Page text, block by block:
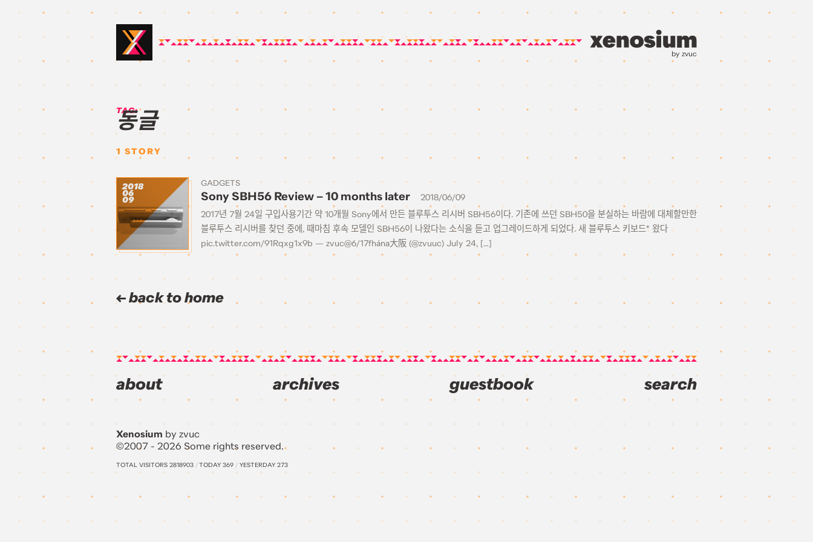
by zvuc
TAG:
동글
1 STORY
2018
06
09
GADGETS
Sony SBH56 Review – 10 months later
2018/06/09
2017년 7월 24일 구입사용기간 약 10개월 Sony에서 만든 블루투스 리시버 SBH56이다. 기존에 쓰던 SBH50을 분실하는 바람에 대체할만한
블루투스 리시버를 찾던 중에, 때마침 후속 모델인 SBH56이 나왔다는 소식을 듣고 업그레이드하게 되었다. 새 블루투스 키보드* 왔다
pic.twitter.com/91Rqxg1x9b — zvuc@6/17fhána大阪 (@zvuuc) July 24, […]
back to home
about archives guestbook search
Xenosium by zvuc
©2007 - 2026 Some rights reserved.
TOTAL VISITORS 2818903 /TODAY 369 / YESTERDAY 273